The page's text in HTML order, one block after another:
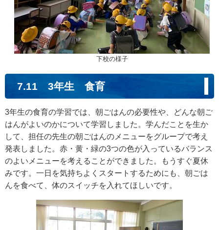
下校の様子
7.11 3年生 食育
3年生の食育の学習では、朝ごはんの必要性や、どんな朝ご
はんがよいのかについて学習しました。学んだことを生か
して、担任の先生の朝ごはんのメニューをグループで考え
発表しました。赤・黄・緑の3つの色が入っているバランス
のよいメニューを考えることができました。もうすぐ夏休
みです。一日を気持ちよくスタートするためにも、朝ごは
んを食べて、体のスイッチを入れてほしいです。